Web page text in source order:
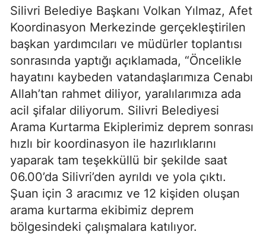
Silivri Belediye Başkanı Volkan Yılmaz, Afet
Koordinasyon Merkezinde gerçekleştirilen
başkan yardımcıları ve müdürler toplantısı
sonrasında yaptığı açıklamada, “Öncelikle
hayatını kaybeden vatandaşlarımıza Cenabı
Allah’tan rahmet diliyor, yaralılarımıza ada
acil şifalar diliyorum. Silivri Belediyesi
Arama Kurtarma Ekiplerimiz deprem sonrası
hızlı bir koordinasyon ile hazırlıklarını
yaparak tam teşekküllü bir şekilde saat
06.00’da Silivri’den ayrıldı ve yola çıktı.
Şuan için 3 aracımız ve 12 kişiden oluşan
arama kurtarma ekibimiz deprem
bölgesindeki çalışmalara katılıyor.